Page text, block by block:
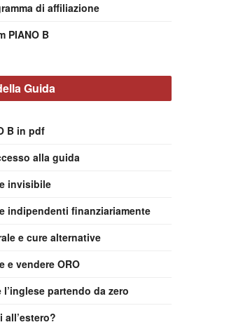
di affiliazione
PIANO B
Guida
B in pdf
alla guida
invisibile
indipendenti finanziariamente
e cure alternative
e vendere ORO
l’inglese partendo da zero
all’estero?